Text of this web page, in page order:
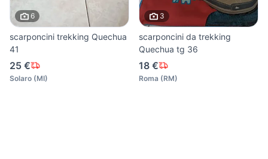
6
scarponcini trekking Quechua
41
25 €
Solaro (MI)
3
scarponcini da trekking
Quechua tg 36
18 €
Roma (RM)